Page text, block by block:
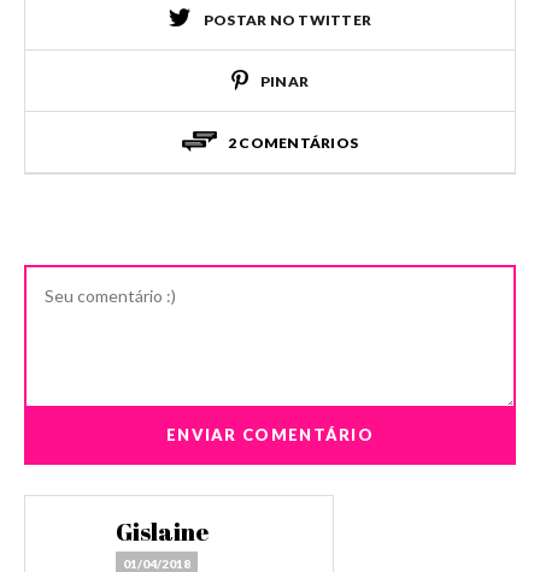
POSTAR NO TWITTER
PINAR
2 COMENTÁRIOS
Gislaine
01/04/2018